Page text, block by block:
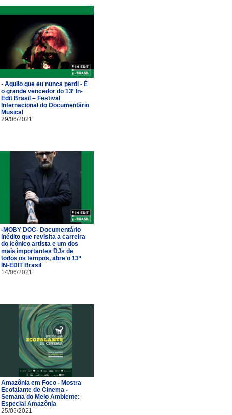
- Aquilo que eu nunca perdi - É
o grande vencedor do 13º In-
Edit Brasil – Festival
Internacional do Documentário
Musical
29/06/2021
-MOBY DOC- Documentário
inédito que revisita a carreira
do icônico artista e um dos
mais importantes DJs de
todos os tempos, abre o 13º
IN-EDIT Brasil
14/06/2021
Amazônia em Foco - Mostra
Ecofalante de Cinema -
Semana do Meio Ambiente:
Especial Amazônia
25/05/2021